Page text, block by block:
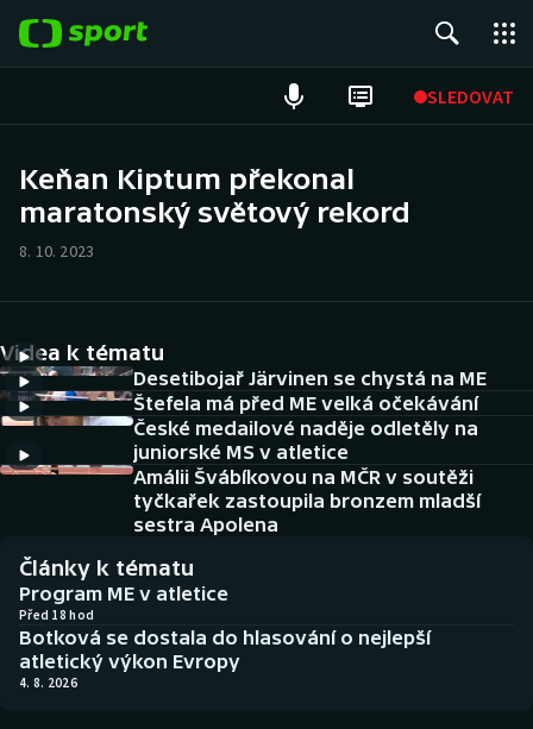
SLEDOVAT
Hokej
Cyklistika
DALŠÍ SPORTY
Americký fotbal
Basketbal
Biatlon
NEPŘEHLÉDNĚTE
Historické návraty
Aplikace ČT sport
Keňan Kiptum překonal
maratonský světový rekord
8. 10. 2023
Videa k tématu
Desetibojař Järvinen se chystá na ME
Štefela má před ME velká očekávání
České medailové naděje odletěly na
juniorské MS v atletice
Amálii Švábíkovou na MČR v soutěži
tyčkařek zastoupila bronzem mladší
sestra Apolena
Články k tématu
Program ME v atletice
Před 18 hod
Botková se dostala do hlasování o nejlepší
atletický výkon Evropy
4. 8. 2026